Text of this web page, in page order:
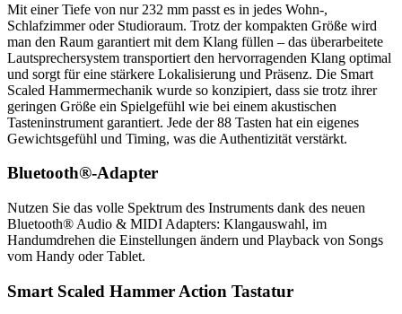
Mit einer Tiefe von nur 232 mm passt es in jedes Wohn-,
Schlafzimmer oder Studioraum. Trotz der kompakten Größe wird
man den Raum garantiert mit dem Klang füllen – das überarbeitete
Lautsprechersystem transportiert den hervorragenden Klang optimal
und sorgt für eine stärkere Lokalisierung und Präsenz. Die Smart
Scaled Hammermechanik wurde so konzipiert, dass sie trotz ihrer
geringen Größe ein Spielgefühl wie bei einem akustischen
Tasteninstrument garantiert. Jede der 88 Tasten hat ein eigenes
Gewichtsgefühl und Timing, was die Authentizität verstärkt.
Bluetooth®-Adapter
Nutzen Sie das volle Spektrum des Instruments dank des neuen
Bluetooth® Audio & MIDI Adapters: Klangauswahl, im
Handumdrehen die Einstellungen ändern und Playback von Songs
vom Handy oder Tablet.
Smart Scaled Hammer Action Tastatur